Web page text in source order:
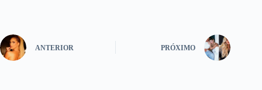
ANTERIOR PRÓXIMO